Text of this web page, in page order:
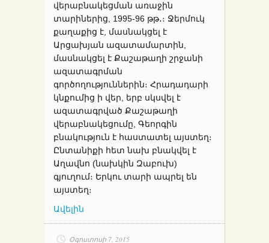
վերաբնակեցման առաջին
տարիներից, 1995-96 թթ․։ Ջերմուկ
քաղաքից է, մասնակցել է
Արցախյան ազատամարտին,
մասնակցել է Քաշաթաղի շրջանի
ազատագրման
գործողություններին։ Հրադադարի
կնքումից ի վեր, երբ սկսվել է
ազատագրված Քաշաթաղի
վերաբնակեցումը, Գեորգին
բնակություն է հաստատել այստեղ։
Ընտանիքի հետ նախ բնակվել է
Աղավնո (նախկին Զաբուխ)
գյուղում։ Երկու տարի ապրել են
այստեղ։
Ավելին
Օգոստոսի 7, 2015